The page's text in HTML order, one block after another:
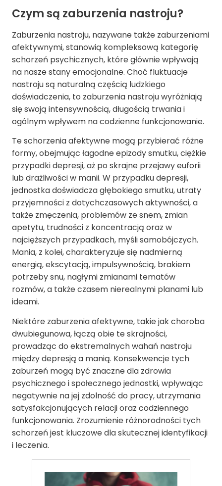
Czym są zaburzenia nastroju?
Zaburzenia nastroju, nazywane także zaburzeniami
afektywnymi, stanowią kompleksową kategorię
schorzeń psychicznych, które głównie wpływają
na nasze stany emocjonalne. Choć fluktuacje
nastroju są naturalną częścią ludzkiego
doświadczenia, to zaburzenia nastroju wyróżniają
się swoją intensywnością, długością trwania i
ogólnym wpływem na codzienne funkcjonowanie.
Te schorzenia afektywne mogą przybierać różne
formy, obejmując łagodne epizody smutku, ciężkie
przypadki depresji, aż po skrajne przejawy euforii
lub drażliwości w manii. W przypadkudepresji,
jednostka doświadcza głębokiego smutku, utraty
przyjemności z dotychczasowych aktywności, a
także zmęczenia, problemów ze snem, zmian
apetytu, trudności z koncentracją oraz w
najcięższych przypadkach, myśli samobójczych.
Mania, z kolei, charakteryzuje się nadmierną
energią, ekscytacją, impulsywnością, brakiem
potrzeby snu, nagłymi zmianami tematów
rozmów, a także czasem nierealnymi planami lub
ideami.
Niektóre zaburzenia afektywne, takie jak choroba
dwubiegunowa, łączą obie te skrajności,
prowadząc do ekstremalnych wahań nastroju
między depresją a manią. Konsekwencje tych
zaburzeń mogą być znaczne dla zdrowia
psychicznego i społecznego jednostki, wpływając
negatywnie na jej zdolność do pracy, utrzymania
satysfakcjonujących relacji oraz codziennego
funkcjonowania. Zrozumienie różnorodności tych
schorzeń jest kluczowe dla skutecznej identyfikacji
i leczenia.